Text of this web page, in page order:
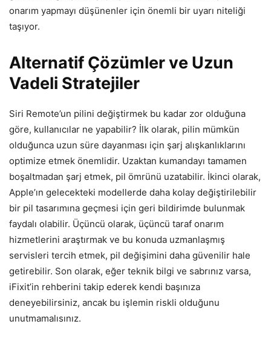
onarım yapmayı düşünenler için önemli bir uyarı niteliği
taşıyor.
Alternatif Çözümler ve Uzun
Vadeli Stratejiler
Siri Remote’un pilini değiştirmek bu kadar zor olduğuna
göre, kullanıcılar ne yapabilir? İlk olarak, pilin mümkün
olduğunca uzun süre dayanması için şarj alışkanlıklarını
optimize etmek önemlidir. Uzaktan kumandayı tamamen
boşaltmadan şarj etmek, pil ömrünü uzatabilir. İkinci olarak,
Apple’ın gelecekteki modellerde daha kolay değiştirilebilir
bir pil tasarımına geçmesi için geri bildirimde bulunmak
faydalı olabilir. Üçüncü olarak, üçüncü taraf onarım
hizmetlerini araştırmak ve bu konuda uzmanlaşmış
servisleri tercih etmek, pil değişimini daha güvenilir hale
getirebilir. Son olarak, eğer teknik bilgi ve sabrınız varsa,
iFixit’in rehberini takip ederek kendi başınıza
deneyebilirsiniz, ancak bu işlemin riskli olduğunu
unutmamalısınız.